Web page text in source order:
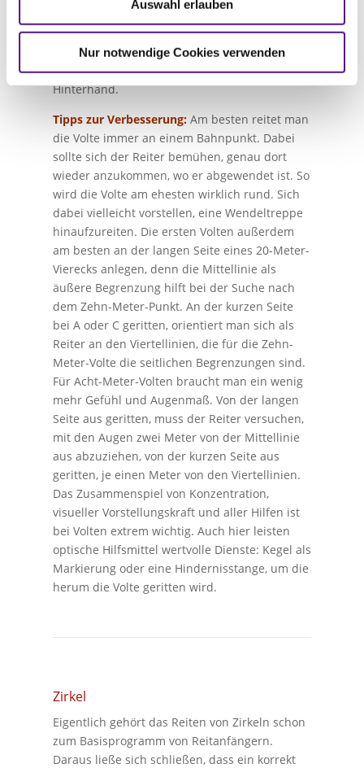
Auswahl erlauben
Nur notwendige Cookies verwenden
wäre, wenn ein auf den Bahnpunkt gerichtetes
Lot die Volte in zwei gleich große Hälften teilt);
zu groß bzw. zu klein; eckig; herumgezogen;
fehlende Längsbiegung; ausweichende
Hinterhand.
Tipps zur Verbesserung:Am besten reitet man
die Volte immer an einem Bahnpunkt. Dabei
sollte sich der Reiter bemühen, genau dort
wieder anzukommen, wo er abgewendet ist. So
wird die Volte am ehesten wirklich rund. Sich
dabei vielleicht vorstellen, eine Wendeltreppe
hinaufzureiten. Die ersten Volten außerdem
am besten an der langen Seite eines 20-Meter-
Vierecks anlegen, denn die Mittellinie als
äußere Begrenzung hilft bei der Suche nach
dem Zehn-Meter-Punkt. An der kurzen Seite
bei A oder C geritten, orientiert man sich als
Reiter an den Viertellinien, die für die Zehn-
Meter-Volte die seitlichen Begrenzungen sind.
Für Acht-Meter-Volten braucht man ein wenig
mehr Gefühl und Augenmaß. Von der langen
Seite aus geritten, muss der Reiter versuchen,
mit den Augen zwei Meter von der Mittellinie
aus abzuziehen, von der kurzen Seite aus
geritten, je einen Meter von den Viertellinien.
Das Zusammenspiel von Konzentration,
visueller Vorstellungskraft und aller Hilfen ist
bei Volten extrem wichtig. Auch hier leisten
optische Hilfsmittel wertvolle Dienste: Kegel als
Markierung oder eine Hindernisstange, um die
herum die Volte geritten wird.
Zirkel
Eigentlich gehört das Reiten von Zirkeln schon
zum Basisprogramm von Reitanfängern.
Daraus ließe sich schließen, dass ein korrekt